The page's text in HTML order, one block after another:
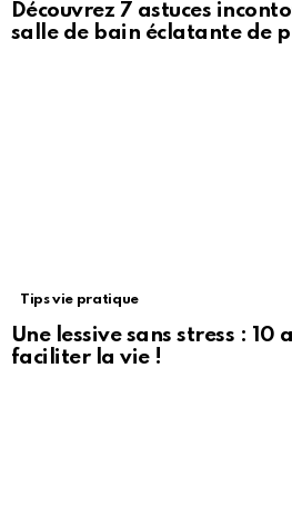
Découvrez 7 astuces
salle de bain éclatante de
Tips vie pratique
Une lessive sans stress : 10
faciliter la vie !